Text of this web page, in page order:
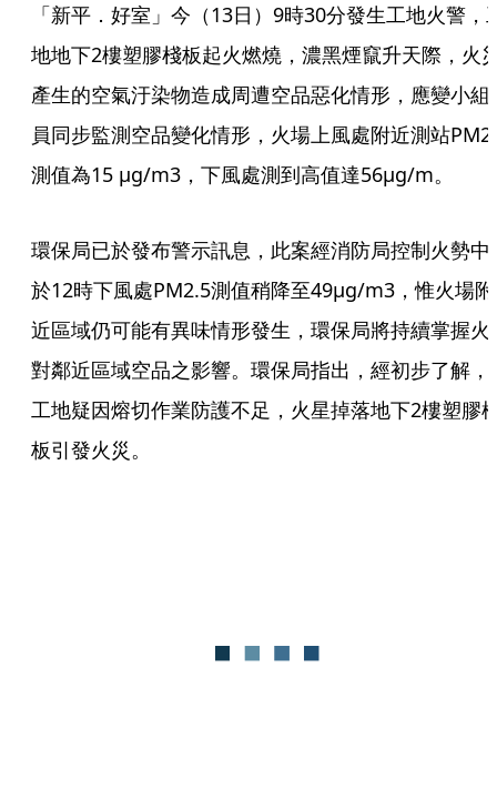
「新平．好室」今（13日）9時30分發生工地火警，
地地下2樓塑膠棧板起火燃燒，濃黑煙竄升天際，火
產生的空氣汙染物造成周遭空品惡化情形，應變小組
員同步監測空品變化情形，火場上風處附近測站
測值為15 μg/m3，下風處測到高值達56μg/m。
環保局已於發布警示訊息，此案經消防局控制火勢中
於12時下風處PM2.5測值稍降至49μg/m3，惟火場附
近區域仍可能有異味情形發生，環保局將持續掌握火
對鄰近區域空品之影響。環保局指出，經初步了解，
工地疑因熔切作業防護不足，火星掉落地下2樓塑膠
板引發火災。